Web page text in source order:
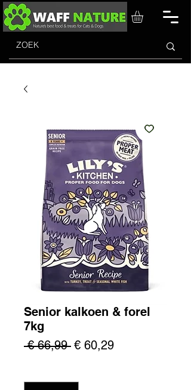
Senior kalkoen & forel
7kg
€ 66,99 Normale
€ 60,29Verkoopprijs